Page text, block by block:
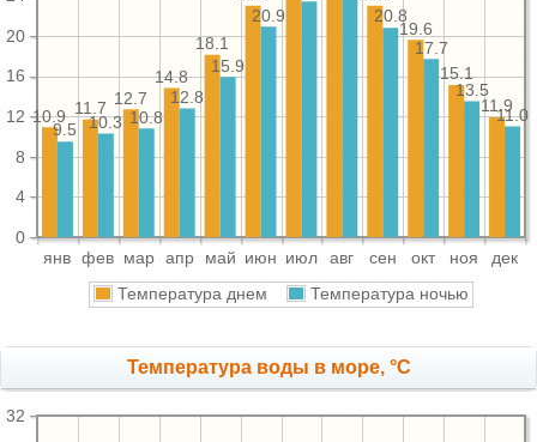
янв фев мар апр май июн июл авг сен окт ноя дек
0
4
8
12
16
20
11.9
15.1
19.6
18.1
14.8
12.7
11.7
10.9 11.0
13.5
17.7
20.8
20.9
15.9
12.8
10.8
10.3
9.5
Температура днем Температура ночью
Температура воды в море, °C
32